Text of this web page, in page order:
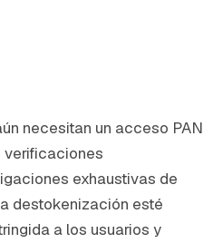
necesitan un acceso PAN
verificaciones
exhaustivas de
destokenización esté
a los usuarios y